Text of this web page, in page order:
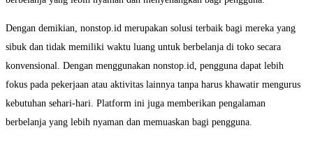
Dengan demikian, nonstop.id merupakan solusi terbaik bagi mereka yang
sibuk dan tidak memiliki waktu luang untuk berbelanja di toko secara
konvensional. Dengan menggunakan nonstop.id, pengguna dapat lebih
fokus pada pekerjaan atau aktivitas lainnya tanpa harus khawatir mengurus
kebutuhan sehari-hari. Platform ini juga memberikan pengalaman
berbelanja yang lebih nyaman dan memuaskan bagi pengguna.